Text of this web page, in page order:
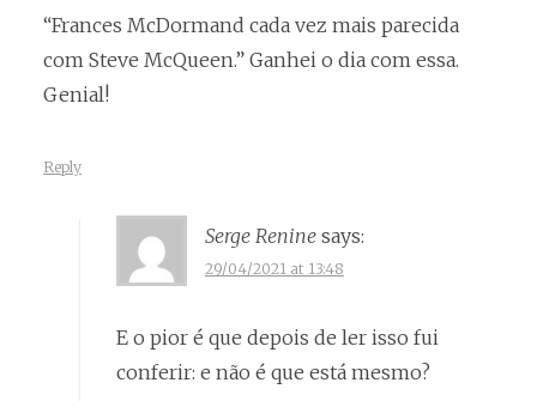
“Frances McDormand cada vez mais parecida
com Steve McQueen.” Ganhei o dia com essa.
Genial!
Reply
Serge Renine says:
29/04/2021 at 13:48
E o pior é que depois de ler isso fui
conferir: e não é que está mesmo?